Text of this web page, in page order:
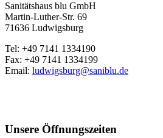
Sanitätshaus blu GmbH
Martin-Luther-Str. 69
71636 Ludwigsburg
Tel: +49 7141 1334190
Fax: +49 7141 1334199
Email: ludwigsburg@saniblu.de
Unsere Öffnungszeiten